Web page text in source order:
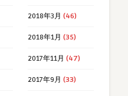
2018年3月 (46)
2018年1月 (35)
2017年11月 (47)
2017年9月 (33)